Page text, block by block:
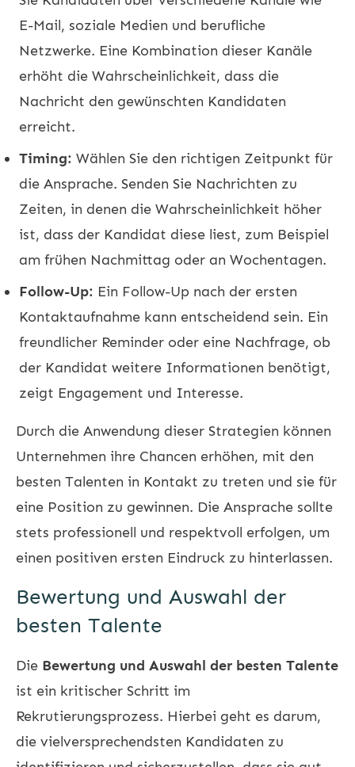
E-Mail, soziale Medien und berufliche
Netzwerke. Eine Kombination dieser Kanäle
erhöht die Wahrscheinlichkeit, dass die
Nachricht den gewünschten Kandidaten
erreicht.
Timing: Wählen Sie den richtigen Zeitpunkt für
die Ansprache. Senden Sie Nachrichten zu
Zeiten, in denen die Wahrscheinlichkeit höher
ist, dass der Kandidat diese liest, zum Beispiel
am frühen Nachmittag oder an Wochentagen.
Follow-Up: Ein Follow-Up nach der ersten
Kontaktaufnahme kann entscheidend sein. Ein
freundlicher Reminder oder eine Nachfrage, ob
der Kandidat weitere Informationen benötigt,
zeigt Engagement und Interesse.
Durch die Anwendung dieser Strategien können
Unternehmen ihre Chancen erhöhen, mit den
besten Talenten in Kontakt zu treten und sie für
eine Position zu gewinnen. Die Ansprache sollte
stets professionell und respektvoll erfolgen, um
einen positiven ersten Eindruck zu hinterlassen.
Bewertung und Auswahl der
besten Talente
Die Bewertung und Auswahl der besten Talente
ist ein kritischer Schritt im
Rekrutierungsprozess. Hierbei geht es darum,
die vielversprechendsten Kandidaten zu